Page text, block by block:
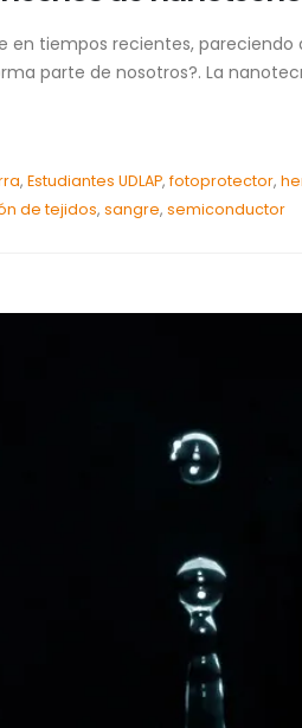
tiempos recientes,
parte de nosotros?. La
, Estudiantes UDLAP, fotoprotector,
de tejidos, sangre, semiconductor